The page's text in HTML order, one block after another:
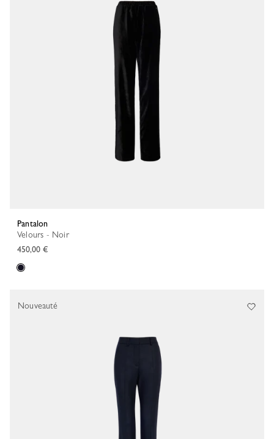
Pantalon
Velours - Noir
450,00 €
Nouveauté